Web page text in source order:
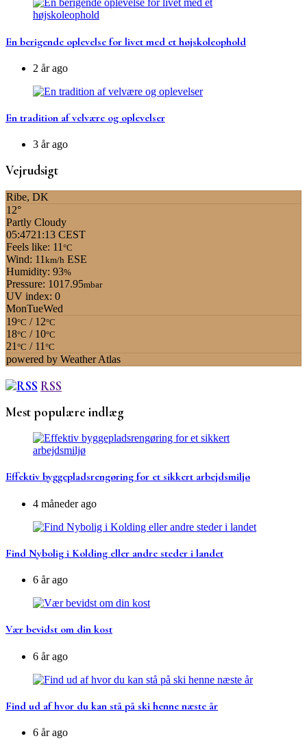
En berigende oplevelse for livet med et højskoleophold
2 år ago
En tradition af velvære og oplevelser
3 år ago
Vejrudsigt
Ribe, DK
12°
Partly Cloudy
05:4721:13 CEST
Feels like: 11 °C
Wind: 11 km/h ESE
Humidity: 93%
Pressure: 1017.95mbar
UV index: 0
MonTueWed
19°C / 12°C
18°C / 10°C
21 °C / 11 °C
powered by Weather Atlas
RSS
Mest populære indlæg
Effektiv byggepladsrengøring for et sikkert arbejdsmiljø
4 måneder ago
Find Nybolig i Kolding eller andre steder i landet
6 år ago
Vær bevidst om din kost
6 år ago
Find ud af hvor du kan stå på ski henne næste år
6 år ago